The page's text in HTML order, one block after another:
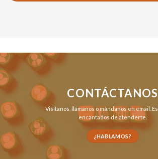
CONTÁCTANOS
Visítanos, llámanosomándanos en email .
encantados de atenderte.
¿HABLAMOS?